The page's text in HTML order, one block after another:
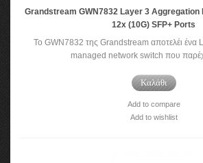
Grandstream GWN7832 Layer 3 Aggregation
12x (10G) SFP+ Ports
Το GWN7832 της Grandstream αποτελέι
managed network switch που
Καλάθι
Add to compare
Add to wishlist